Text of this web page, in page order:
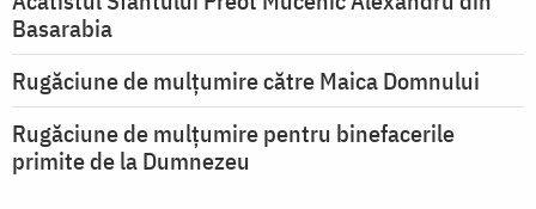
Basarabia
Rugăciune de mulţumire către Maica Domnului
Rugăciune de mulțumire pentru binefacerile
primite de la Dumnezeu